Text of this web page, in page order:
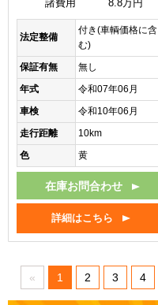
諸費用
8.8万円
法定整備
付き(車輌価格に含
む)
保証有無
無し
年式
令和07年06月
車検
令和10年06月
走行距離
10km
色
黄
在庫お問合わせ
詳細はこちら
« 1 2 3 4